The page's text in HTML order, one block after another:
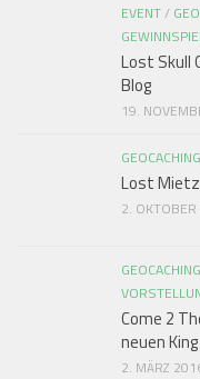
EVENT/
Lost Skull
Blog
19.
Lost Mietz
2.
Come 2
neuen
2. MÄRZ